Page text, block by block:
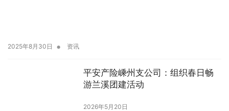
2025年8月30日 • 资讯
平安产险嵊州支公司：组织春日畅
游兰溪团建活动
2026年5月20日